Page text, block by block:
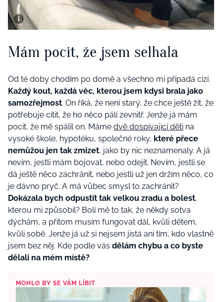
Mám pocit, že jsem selhala
Od té doby chodím po domě a všechno mi připadá cizí.
Každý kout, každá věc, kterou jsem kdysi brala jako
samozřejmost. On říká, že není starý, že chce ještě žít, že
potřebuje cítit, že ho něco pálí zevnitř. Jenže já mám
pocit, že mě spálil on. Máme dvě dospívající děti na
vysoké škole, hypotéku, společné roky, které přece
nemůžou jen tak zmizet, jako by nic neznamenaly. A já
nevím, jestli mám bojovat, nebo odejít. Nevím, jestli se
dá ještě něco zachránit, nebo jestli už jen držím něco, co
je dávno pryč. A má vůbec smysl to zachránit?
Dokázala bych odpustit tak velkou zradu a bolest,
kterou mi způsobil? Bolí mě to tak, že někdy sotva
dýchám, a přitom musím fungovat dál, kvůli dětem,
kvůli sobě. Jenže já už si nejsem jistá ani tím, kdo vlastně
jsem bez něj. Kde podle vás dělám chybu a co byste
dělali na mém místě?
MOHLO BY SE VÁM LÍBIT